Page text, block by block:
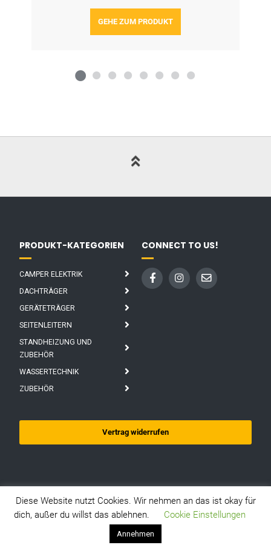
GEHE ZUM PRODUKT
PRODUKT-KATEGORIEN
CAMPER ELEKTRIK
DACHTRÄGER
GERÄTETRÄGER
SEITENLEITERN
STANDHEIZUNG UND
ZUBEHÖR
WASSERTECHNIK
ZUBEHÖR
CONNECT TO US!
Vertrag widerrufen
BATTERIEGESETZHINWEISE
Diese Website nutzt Cookies. Wir nehmen an das ist okay für
dich, außer du willst das ablehnen.
Cookie Einstellungen
Annehmen